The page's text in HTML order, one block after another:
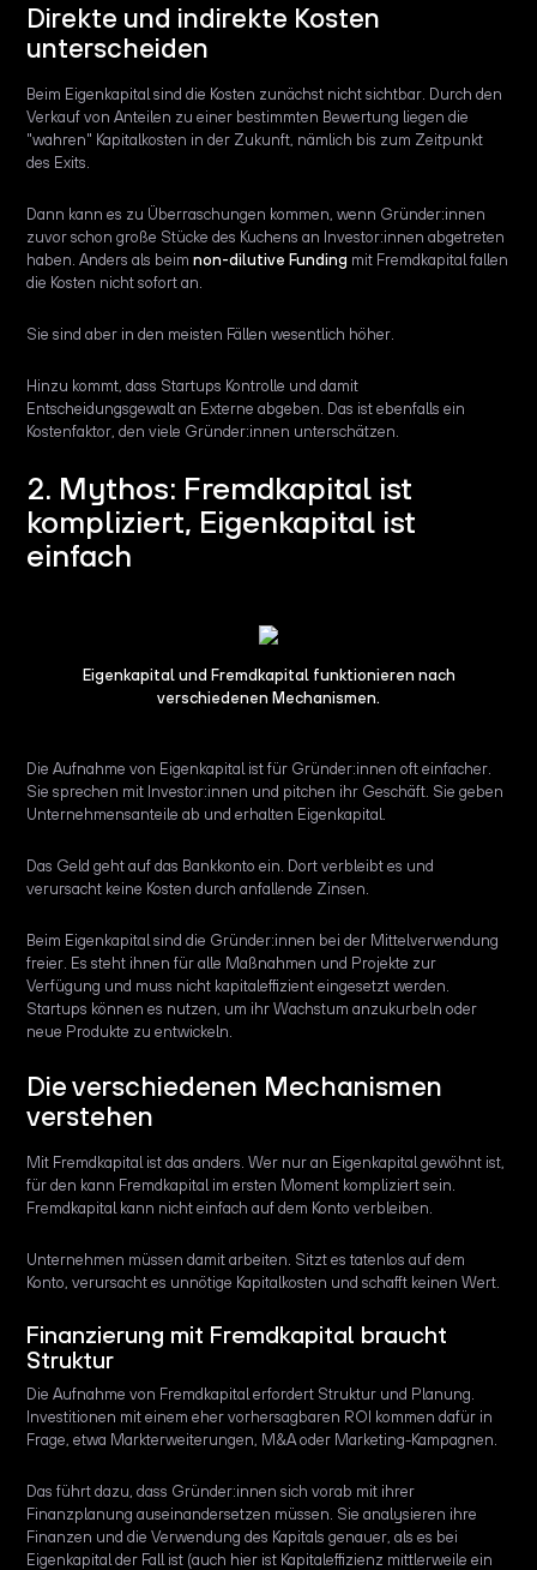
Direkte und indirekte Kosten
unterscheiden
Beim Eigenkapital sind die Kosten zunächst nicht sichtbar. Durch den
Verkauf von Anteilen zu einer bestimmten Bewertung liegen die
"wahren" Kapitalkosten in der Zukunft, nämlich bis zum Zeitpunkt
des Exits.
Dann kann es zu Überraschungen kommen, wenn Gründer:innen
zuvor schon große Stücke des Kuchens an Investor:innen abgetreten
haben. Anders als beimnon-dilutive Funding mit Fremdkapital fallen
die Kosten nicht sofort an.
Sie sind aber in den meisten Fällen wesentlich höher.
Hinzu kommt, dass Startups Kontrolle und damit
Entscheidungsgewalt an Externe abgeben. Das ist ebenfalls ein
Kostenfaktor, den viele Gründer:innen unterschätzen.
2. Mythos: Fremdkapital ist
kompliziert, Eigenkapital ist
einfach
Eigenkapital und Fremdkapital funktionieren nach
verschiedenen Mechanismen.
Die Aufnahme von Eigenkapital ist für Gründer:innen oft einfacher.
Sie sprechen mit Investor:innen und pitchen ihr Geschäft. Sie geben
Unternehmensanteile ab und erhalten Eigenkapital.
Das Geld geht auf das Bankkonto ein. Dort verbleibt es und
verursacht keine Kosten durch anfallende Zinsen.
Beim Eigenkapital sind die Gründer:innen bei der Mittelverwendung
freier. Es steht ihnen für alle Maßnahmen und Projekte zur
Verfügung und muss nicht kapitaleffizient eingesetzt werden.
Startups können es nutzen, um ihr Wachstum anzukurbeln oder
neue Produkte zu entwickeln.
Die verschiedenen Mechanismen
verstehen
Mit Fremdkapital ist das anders. Wer nur an Eigenkapital gewöhnt ist,
für den kann Fremdkapital im ersten Moment kompliziert sein.
Fremdkapital kann nicht einfach auf dem Konto verbleiben.
Unternehmen müssen damit arbeiten. Sitzt es tatenlos auf dem
Konto, verursacht es unnötige Kapitalkosten und schafft keinen Wert.
Finanzierung mit Fremdkapital braucht
Struktur
Die Aufnahme von Fremdkapital erfordert Struktur und Planung.
Investitionen mit einem eher vorhersagbaren ROI kommen dafür in
Frage, etwa Markterweiterungen, M&A oder Marketing-Kampagnen.
Das führt dazu, dass Gründer:innen sich vorab mit ihrer
Finanzplanung auseinandersetzen müssen. Sie analysieren ihre
Finanzen und die Verwendung des Kapitals genauer, als es bei
Eigenkapital der Fall ist (auch hier ist Kapitaleffizienz mittlerweile ein